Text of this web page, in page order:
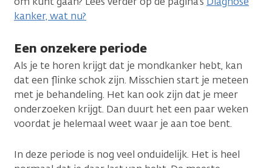
kanker, wat nu?
Een onzekere periode
Als je te horen krijgt dat je mondkanker hebt, kan
dat een flinke schok zijn. Misschien start je meteen
met je behandeling. Het kan ook zijn dat je meer
onderzoeken krijgt. Dan duurt het een paar weken
voordat je helemaal weet waar je aan toe bent.
In deze periode is nog veel onduidelijk. Het is heel